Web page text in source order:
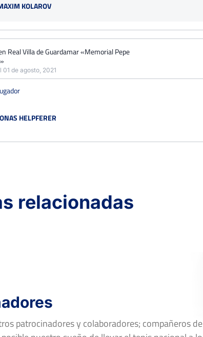
KOLAROV
Real Villa de Guardamar «Memorial Pepe
01 de agosto, 2021
HELPFERER
relacionadas
patrocinadores y colaboradores; compañeros de